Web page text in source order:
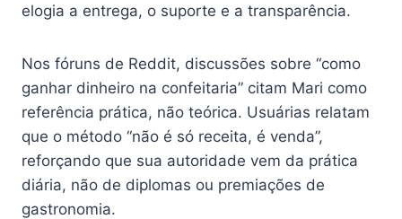
elogia a entrega, o suporte e a transparência.
Nos fóruns de Reddit, discussões sobre “como
ganhar dinheiro na confeitaria” citam Mari como
referência prática, não teórica. Usuárias relatam
que o método “não é só receita, é venda”,
reforçando que sua autoridade vem da prática
diária, não de diplomas ou premiações de
gastronomia.